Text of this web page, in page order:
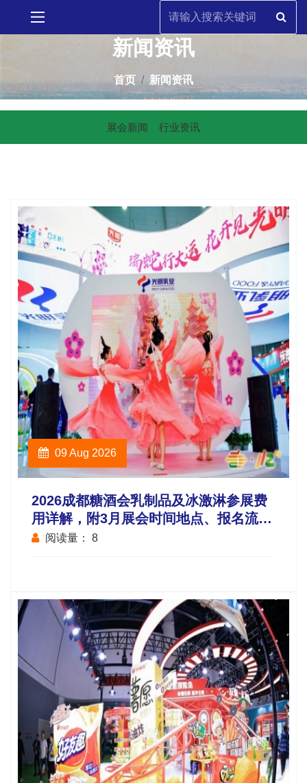
新闻资讯
首页 新闻资讯
展会新闻 行业资讯
09 Aug 2026
2026成都糖酒会乳制品及冰激淋参展费
用详解，附3月展会时间地点、报名流程
及截止日期
阅读量： 8